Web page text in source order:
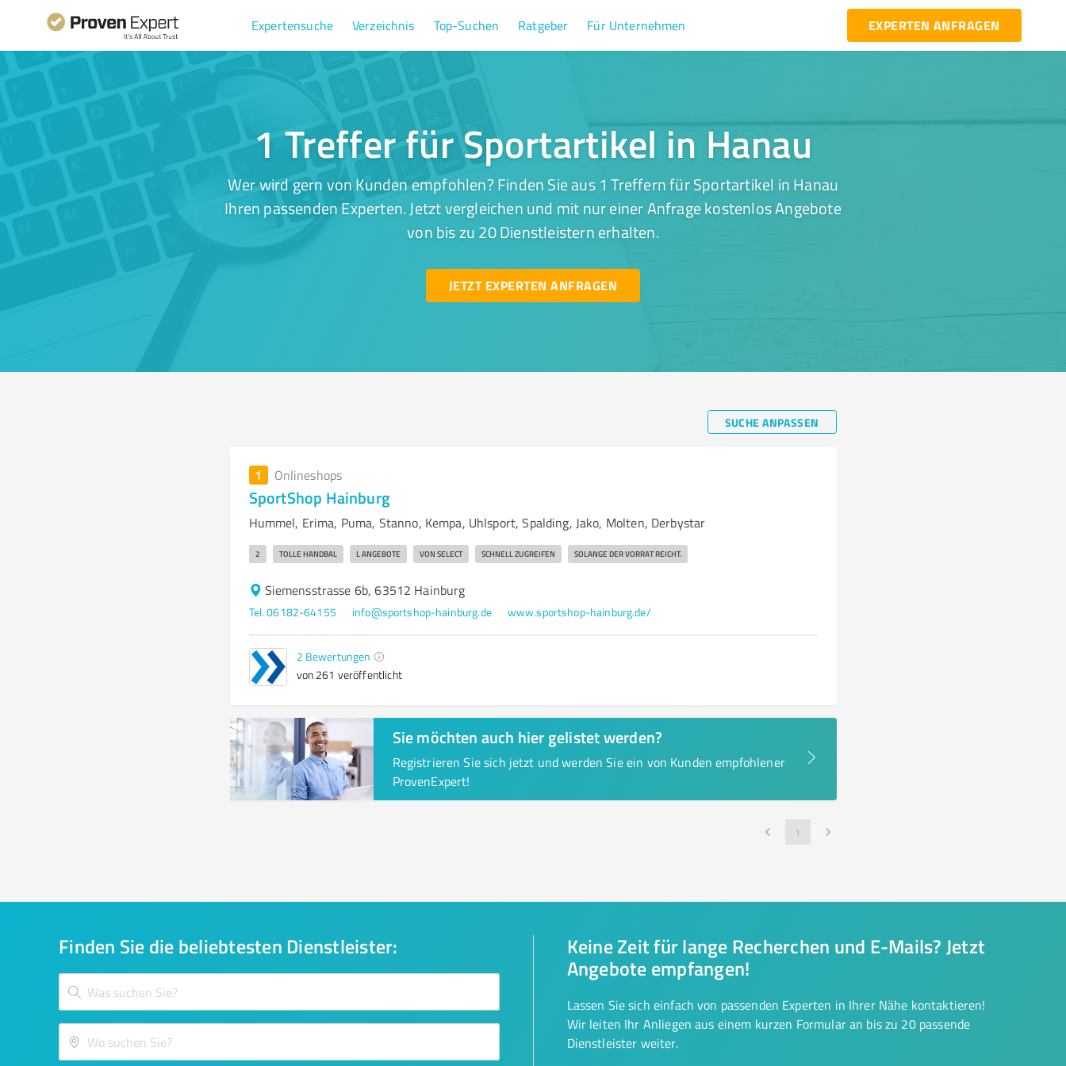
Expertensuche Verzeichnis Top-Suchen Ratgeber Für Unternehmen EXPERTEN ANFRAGEN
1 Treffer für Sportartikel in Hanau
Wer wird gern von Kunden empfohlen? Finden Sie aus 1 Treffern für Sportartikel in Hanau
Ihren passenden Experten. Jetzt vergleichen und mit nur einer Anfrage kostenlos Angebote
von bis zu 20 Dienstleistern erhalten.
JETZT EXPERTEN ANFRAGEN
SUCHE ANPASSEN
1 Onlineshops
SportShop Hainburg
Hummel, Erima, Puma, Stanno, Kempa, Uhlsport, Spalding, Jako, Molten, Derbystar
2 TOLLE HANDBAL L ANGEBOTE VON SELECT SCHNELL ZUGREIFEN SOLANGE DER VORRAT REICHT.
Siemensstrasse 6b, 63512 Hainburg
Tel. 06182-64155 info@sportshop-hainburg.de www.sportshop-hainburg.de/
2 Bewertungen
von 261 veröffentlicht
Sie möchten auch hier gelistet werden?
Registrieren Sie sich jetzt und werden Sie ein von Kunden empfohlener
ProvenExpert!
1
Finden Sie die beliebtesten Dienstleister:
Keine Zeit für lange Recherchen und E-Mails? Jetzt
Angebote empfangen!
Lassen Sie sich einfach von passenden Experten in Ihrer Nähe kontaktieren!
Wir leiten Ihr Anliegen aus einem kurzen Formular an bis zu 20 passende
Dienstleister weiter.